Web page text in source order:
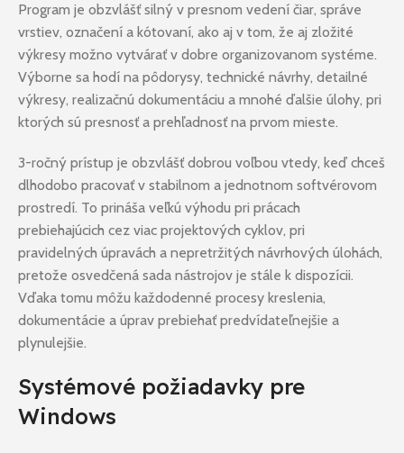
Program je obzvlášť silný v presnom vedení čiar, správe
vrstiev, označení a kótovaní, ako aj v tom, že aj zložité
výkresy možno vytvárať v dobre organizovanom systéme.
Výborne sa hodí na pôdorysy, technické návrhy, detailné
výkresy, realizačnú dokumentáciu a mnohé ďalšie úlohy, pri
ktorých sú presnosť a prehľadnosť na prvom mieste.
3-ročný prístup je obzvlášť dobrou voľbou vtedy, keď chceš
dlhodobo pracovať v stabilnom a jednotnom softvérovom
prostredí. To prináša veľkú výhodu pri prácach
prebiehajúcich cez viac projektových cyklov, pri
pravidelných úpravách a nepretržitých návrhových úlohách,
pretože osvedčená sada nástrojov je stále k dispozícii.
Vďaka tomu môžu každodenné procesy kreslenia,
dokumentácie a úprav prebiehať predvídateľnejšie a
plynulejšie.
Systémové požiadavky pre
Windows